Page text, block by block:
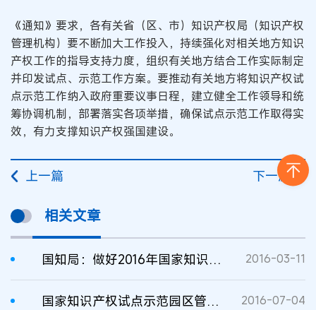
《通知》要求，各有关省（区、市）知识产权局（知识产权
管理机构）要不断加大工作投入，持续强化对相关地方知识
产权工作的指导支持力度，组织有关地方结合工作实际制定
并印发试点、示范工作方案。要推动有关地方将知识产权试
点示范工作纳入政府重要议事日程，建立健全工作领导和统
筹协调机制，部署落实各项举措，确保试点示范工作取得实
效，有力支撑知识产权强国建设。
上一篇 下一篇
相关文章
国知局：做好2016年国家知识产权试点示范园区相关工作 2016-03-11
国家知识产权试点示范园区管理办法 2016-07-04